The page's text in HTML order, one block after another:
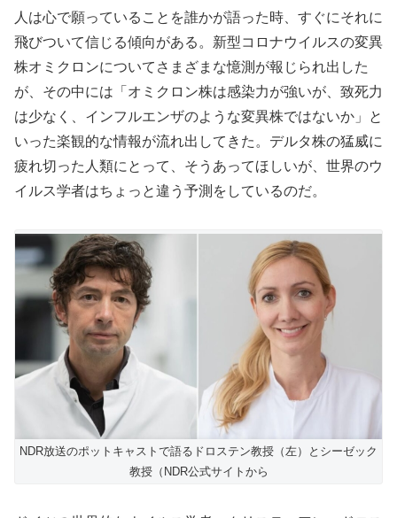
人は心で願っていることを誰かが語った時、すぐにそれに
飛びついて信じる傾向がある。新型コロナウイルスの変異
株オミクロンについてさまざまな憶測が報じられ出した
が、その中には「オミクロン株は感染力が強いが、致死力
は少なく、インフルエンザのような変異株ではないか」と
いった楽観的な情報が流れ出してきた。デルタ株の猛威に
疲れ切った人類にとって、そうあってほしいが、世界のウ
イルス学者はちょっと違う予測をしているのだ。
NDR放送のポットキャストで語るドロステン教授（左）とシーゼック
教授（NDR公式サイトから